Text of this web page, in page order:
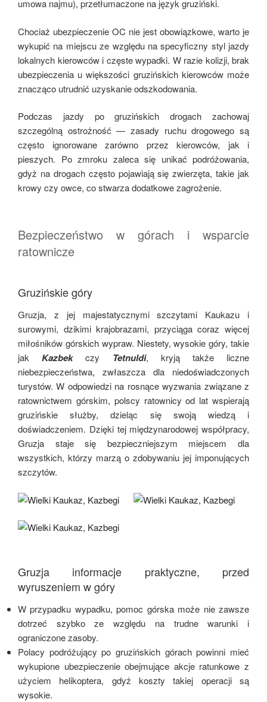
umowa najmu), przetłumaczone na język gruziński.
Chociaż ubezpieczenie OC nie jest obowiązkowe, warto je
wykupić na miejscu ze względu na specyficzny styl jazdy
lokalnych kierowców i częste wypadki. W razie kolizji, brak
ubezpieczenia u większości gruzińskich kierowców może
znacząco utrudnić uzyskanie odszkodowania.
Podczas jazdy po gruzińskich drogach zachowaj
szczególną ostrożność — zasady ruchu drogowego są
często ignorowane zarówno przez kierowców, jak i
pieszych. Po zmroku zaleca się unikać podróżowania,
gdyż na drogach często pojawiają się zwierzęta, takie jak
krowy czy owce, co stwarza dodatkowe zagrożenie.
Bezpieczeństwo w górach i wsparcie
ratownicze
Gruzińskie góry
Gruzja, z jej majestatycznymi szczytami Kaukazu i
surowymi, dzikimi krajobrazami, przyciąga coraz więcej
miłośników górskich wypraw. Niestety, wysokie góry, takie
jakKazbek czy Tetnuldi, kryją także liczne
niebezpieczeństwa, zwłaszcza dla niedoświadczonych
turystów. W odpowiedzi na rosnące wyzwania związane z
ratownictwem górskim, polscy ratownicy od lat wspierają
gruzińskie służby, dzieląc się swoją wiedzą i
doświadczeniem. Dzięki tej międzynarodowej współpracy,
Gruzja staje się bezpieczniejszym miejscem dla
wszystkich, którzy marzą o zdobywaniu jej imponujących
szczytów.
Gruzja informacje praktyczne, przed
wyruszeniem w góry
W przypadku wypadku, pomoc górska może nie zawsze
dotrzeć szybko ze względu na trudne warunki i
ograniczone zasoby.
Polacy podróżujący po gruzińskich górach powinni mieć
wykupione ubezpieczenie obejmujące akcje ratunkowe z
użyciem helikoptera, gdyż koszty takiej operacji są
wysokie.